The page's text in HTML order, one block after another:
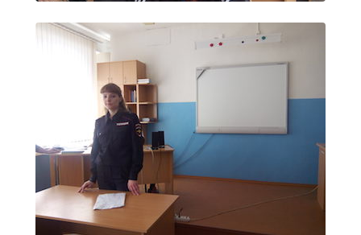
Информация для детей-сирот
Памятные даты военной истории
Пожарная безопасность
Программа воспитания
Противодействие терроризму
Профилактическая работа
Работа педагога-психолога
Студенческий совет
Студенческий спортивный клуб